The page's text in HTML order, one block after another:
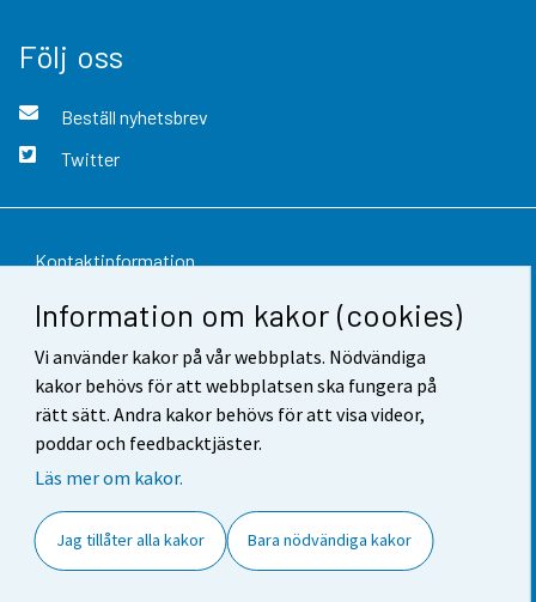
Information om kakor (cookies)
Vi använder kakor på vår webbplats. Nödvändiga
kakor behövs för att webbplatsen ska fungera på
rätt sätt. Andra kakor behövs för att visa videor,
poddar och feedbacktjäster.
Läs mer om kakor.
Jag tillåter alla kakor Bara nödvändiga kakor
Följ oss
Beställ nyhetsbrev
Twitter
Kontaktinformation
Respons
Användarvillkor
Dataskydd
Tillgänglighet
Cookie-inställningar